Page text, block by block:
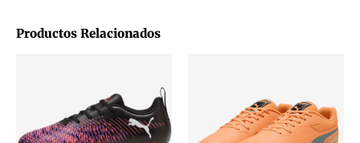
Productos Relacionados